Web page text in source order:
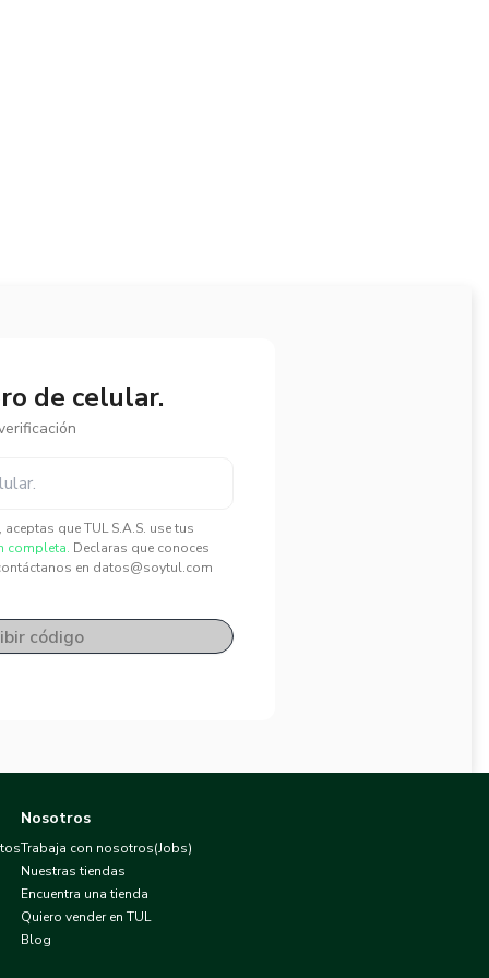
de celular.
que TUL S.A.S. use tus
completa. Declaras que conoces
en datos@soytul.com
código
Nosotros
Trabaja con nosotros(Jobs)
Nuestras tiendas
Encuentra una tienda
Quiero vender en TUL
Blog